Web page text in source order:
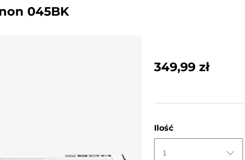
045BK
349,99 zł
Ilość
1